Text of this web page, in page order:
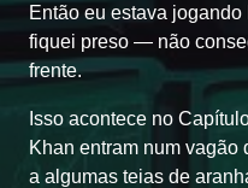
Então eu estava
fiquei preso — não
frente.
Isso acontece no
Khan entram num vagão
a algumas teias de